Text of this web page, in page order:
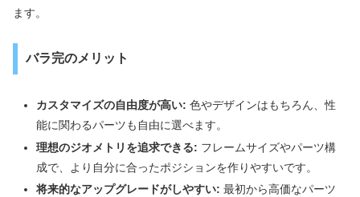
ます。
バラ完のメリット
カスタマイズの自由度が高い: 色やデザインはもちろん、性
能に関わるパーツも自由に選べます。
理想のジオメトリを追求できる: フレームサイズやパーツ構
成で、より自分に合ったポジションを作りやすいです。
将来的なアップグレードがしやすい: 最初から高価なパーツ